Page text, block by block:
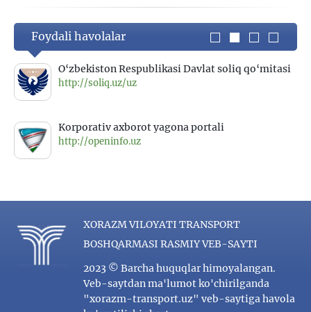
Foydali havolalar
O‘zbekiston Respublikasi Davlat soliq qo‘mitasi
http://soliq.uz/uz
Korporativ axborot yagona portali
http://openinfo.uz
XORAZM VILOYATI TRANSPORT
BOSHQARMASI RASMIY VEB-SAYTI
2023 © Barcha huquqlar himoyalangan.
Veb-saytdan ma'lumot ko'chirilganda
"xorazm-transport.uz" veb-saytiga havola